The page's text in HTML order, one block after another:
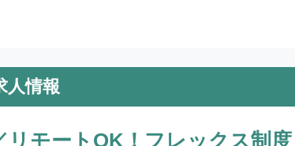
人情報
リモートOK！フレックス制度